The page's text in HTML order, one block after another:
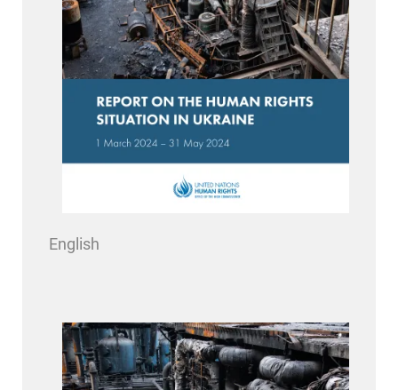
English